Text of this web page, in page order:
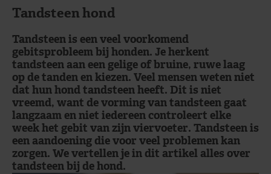
Tandsteen hond
Tandsteen is een veel voorkomend
gebitsprobleem bij honden. Je herkent
tandsteen aan een gelige of bruine, ruwe laag
op de tanden en kiezen. Veel mensen weten niet
dat hun hond tandsteen heeft. Dit is niet
vreemd, want de vorming van tandsteen gaat
langzaam en niet iedereen controleert elke
week het gebit van zijn viervoeter. Tandsteen is
een aandoening die voor veel problemen kan
zorgen. We vertellen je in dit artikel alles over
tandsteen bij de hond.